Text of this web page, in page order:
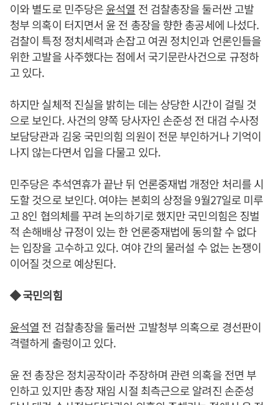
이와 별도로 민주당은윤석열 전 검찰총장을 둘러싼 고발
청부 의혹이 터지면서 윤 전 총장을 향한 총공세에 나섰다.
검찰이 특정 정치세력과 손잡고 여권 정치인과 언론인들을
위한 고발을 사주했다는 점에서 국기문란사건으로 규정하
고 있다.
하지만 실체적 진실을 밝히는 데는 상당한 시간이 걸릴 것
으로 보인다. 사건의 양쪽 당사자인 손준성 전 대검 수사정
보담당관과 김웅 국민의힘 의원이 전문 부인하거나 기억이
나지 않는다면서 입을 다물고 있다.
민주당은 추석연휴가 끝난 뒤 언론중재법 개정안 처리를 시
도할 것으로 보인다. 여야는 본회의 상정을 9월27일로 미루
고 8인 협의체를 꾸려 논의하기로 했지만 국민의힘은 징벌
적 손해배상 규정이 있는 한 언론중재법에 동의할 수 없다
는 입장을 고수하고 있다. 여야 간의 물러설 수 없는 논쟁이
이어질 것으로 예상된다.
◆ 국민의힘
윤석열 전 검찰총장을 둘러싼 고발청부 의혹으로 경선판이
격렬하게 출렁이고 있다.
윤 전 총장은 정치공작이라 주장하며 관련 의혹을 전면 부
인하고 있지만 총장 재임 시절 최측근으로 알려진 손준성